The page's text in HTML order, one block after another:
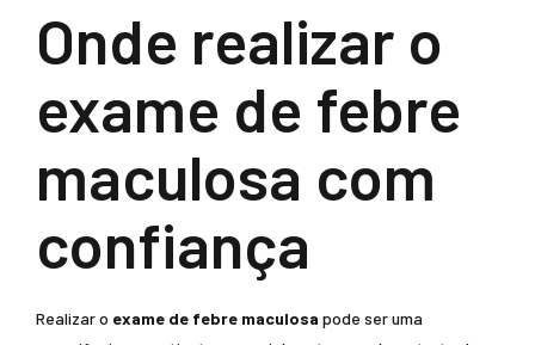
Onde realizar o
exame de febre
maculosa com
confiança
Realizar o exame de febre maculosa pode ser uma